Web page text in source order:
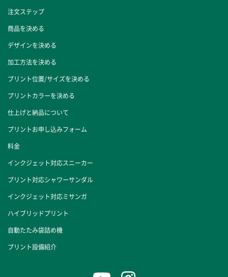
注文ステップ
商品を決める
デザインを決める
加工方法を決める
プリント位置/サイズを決める
プリントカラーを決める
仕上げと納品について
プリントお申し込みフォーム
料金
インクジェット対応スニーカー
プリント対応シャワーサンダル
インクジェット対応ミサンガ
ハイブリッドプリント
自動たたみ袋詰め機
プリント設備紹介